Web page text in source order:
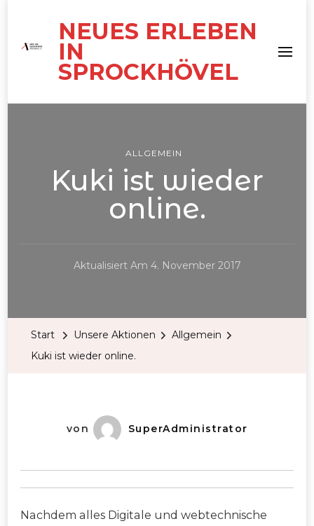
NEUES ERLEBEN
IN
SPROCKHÖVEL
ALLGEMEIN
Kuki ist wieder
online.
Aktualisiert Am 4. November 2017
Start Unsere Aktionen
Allgemein
Kuki ist wieder online.
von SuperAdministrator
Nachdem alles Digitale und webtechnische